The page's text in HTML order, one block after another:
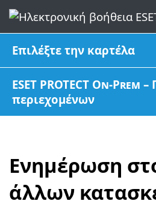
Επιλέξτε την καρτέλα
ESET PROTECT On-Prem
περιεχομένων
Ενημέρωση
άλλων